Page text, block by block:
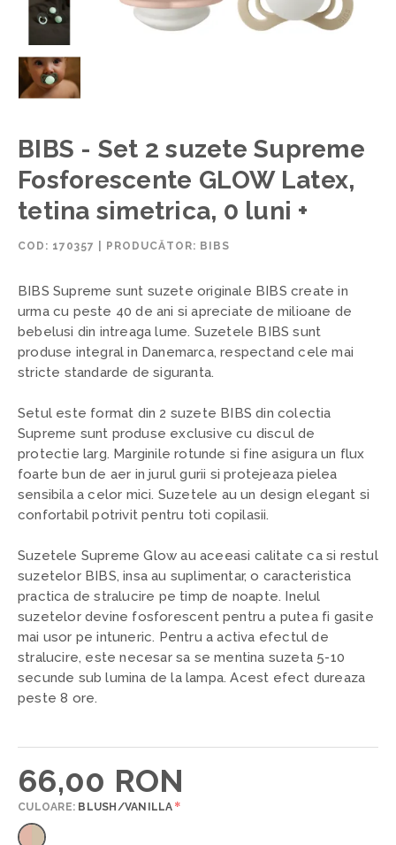
BIBS - Set 2 suzete Supreme
Fosforescente GLOW Latex,
tetina simetrica, 0 luni +
COD: 170357 PRODUCĂTOR: BIBS
BIBS Supreme sunt suzete originale BIBS create in
urma cu peste 40 de ani si apreciate de milioane de
bebelusi din intreaga lume. Suzetele BIBS sunt
produse integral in Danemarca, respectand cele mai
stricte standarde de siguranta.
Setul este format din 2 suzete BIBS din colectia
Supreme sunt produse exclusive cu discul de
protectie larg. Marginile rotunde si fine asigura un flux
foarte bun de aer in jurul gurii si protejeaza pielea
sensibila a celor mici. Suzetele au un design elegant si
confortabil potrivit pentru toti copilasii.
Suzetele Supreme Glow au aceeasi calitate ca si restul
suzetelor BIBS, insa au suplimentar, o caracteristica
practica de stralucire pe timp de noapte. Inelul
suzetelor devine fosforescent pentru a putea fi gasite
mai usor pe intuneric. Pentru a activa efectul de
stralucire, este necesar sa se mentina suzeta 5-10
secunde sub lumina de la lampa. Acest efect dureaza
peste 8 ore.
66,00 RON
*
CULOARE: BLUSH/VANILLA